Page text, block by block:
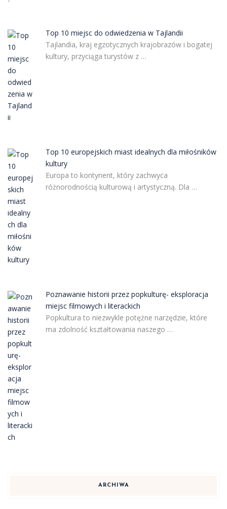
Top 10 miejsc do odwiedzenia w Tajlandii
Tajlandia, kraj egzotycznych krajobrazów i bogatej
kultury, przyciąga turystów z …
Top 10 europejskich miast idealnych dla miłośników
kultury
Europa to kontynent, który zachwyca
różnorodnością kulturową i artystyczną. Dla …
Poznawanie historii przez popkulturę- eksploracja
miejsc filmowych i literackich
Popkultura to niezwykle potężne narzędzie, które
ma zdolność kształtowania naszego …
ARCHIWA